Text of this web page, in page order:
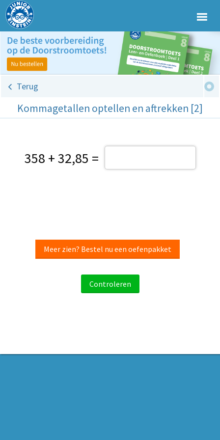
Terug
Kommagetallen optellen en aftrekken [2]
358 + 32,85 =
Meer zien? Bestel nu een oefenpakket